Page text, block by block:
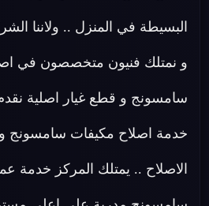
البسيطة في المنزل .. ولاننا
و نمتلك فنيون متخصصون في
سامسونج و قطع غيار اصلية
خدمة اصلاح مكيفات سامسونج و
الاصلاح .. يمتلك المركز خدمة